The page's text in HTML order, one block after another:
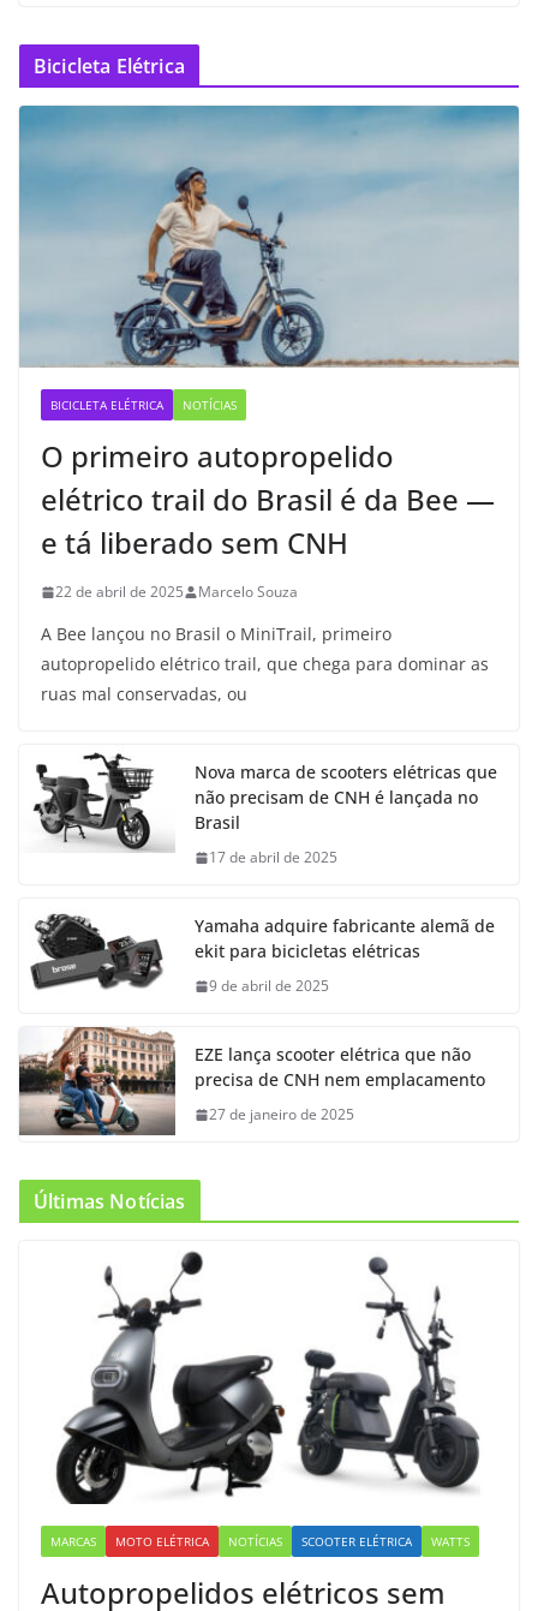
Bicicleta Elétrica
BICICLETA ELÉTRICA NOTÍCIAS
O primeiro autopropelido
elétrico trail do Brasil é da Bee —
e tá liberado sem CNH
22 de abril de 2025 Marcelo Souza
A Bee lançou no Brasil o MiniTrail, primeiro
autopropelido elétrico trail, que chega para dominar as
ruas mal conservadas, ou
Nova marca de scooters elétricas que
não precisam de CNH é lançada no
Brasil
17 de abril de 2025
Yamaha adquire fabricante alemã de
ekit para bicicletas elétricas
9 de abril de 2025
EZE lança scooter elétrica que não
precisa de CNH nem emplacamento
27 de janeiro de 2025
Últimas Notícias
MARCAS MOTO ELÉTRICA NOTÍCIAS SCOOTER ELÉTRICA WATTS
Autopropelidos elétricos sem